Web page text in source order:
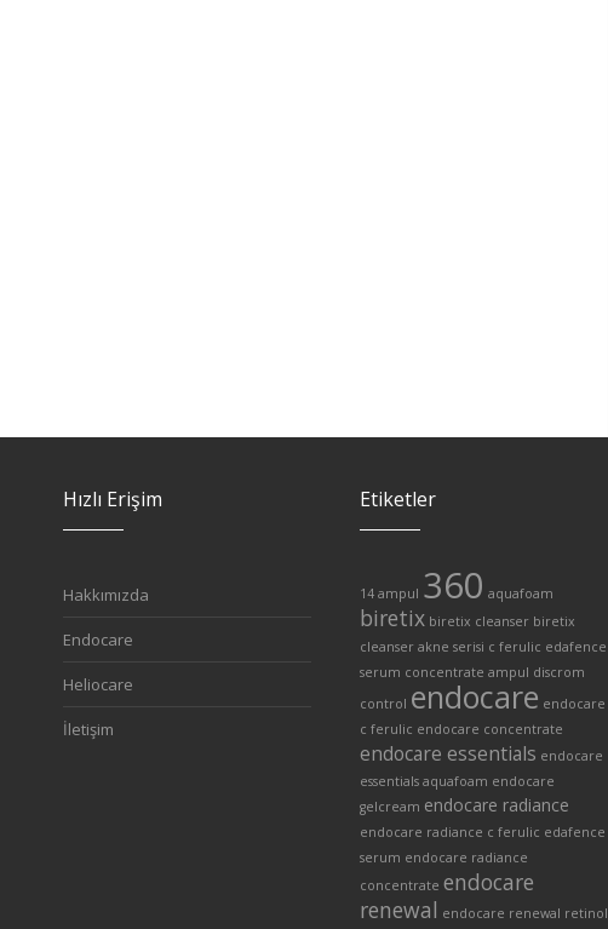
Hızlı Erişim
Hakkımızda
Endocare
Heliocare
İletişim
Etiketler
14 ampul 360 aquafoam
biretix biretix cleanser biretix
cleanser akne serisi c ferulic edafence
serum concentrate ampul discrom
control endocare endocare
c ferulic endocare concentrate
endocare essentials endocare
essentials aquafoam endocare
gelcream endocare radiance
endocare radiance c ferulic edafence
serum endocare radiance
concentrate endocare
renewal endocare renewal retinol